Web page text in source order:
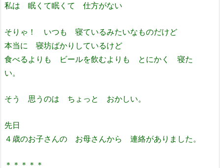
私は 眠くて眠くて 仕方がない
そりゃ！ いつも 寝ているみたいなものだけど
本当に 寝坊ばかりしているけど
食べるよりも ビールを飲むよりも とにかく 寝た
い。
そう 思うのは ちょっと おかしい。
先日
４歳のお子さんの お母さんから 連絡がありました。
＊＊＊＊＊